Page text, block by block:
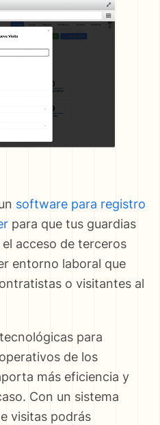
software para registro
para que tus guardias
acceso de terceros
entorno laboral que
o visitantes al
para
de los
más eficiencia y
Con un sistema
visitas podrás